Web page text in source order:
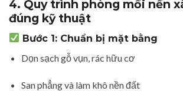
4. Quy trình phòng mối nền
đúng kỹ thuật
Bước 1: Chuẩn bị mặt bằng
Dọn sạch gỗ vụn, rác hữu cơ
San phẳng và làm khô nền đất